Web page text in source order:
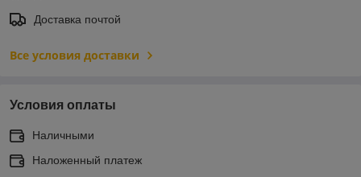
Доставка почтой
Все условия доставки
Условия оплаты
Наличными
Наложенный платеж